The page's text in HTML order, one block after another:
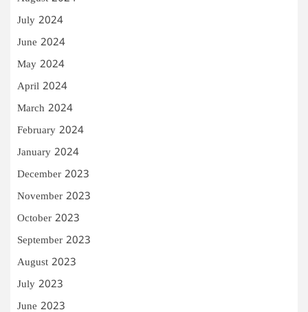
July 2024
June 2024
May 2024
April 2024
March 2024
February 2024
January 2024
December 2023
November 2023
October 2023
September 2023
August 2023
July 2023
June 2023